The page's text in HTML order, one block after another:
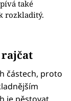
také
rozkladitý.
rajčat
částech, proto